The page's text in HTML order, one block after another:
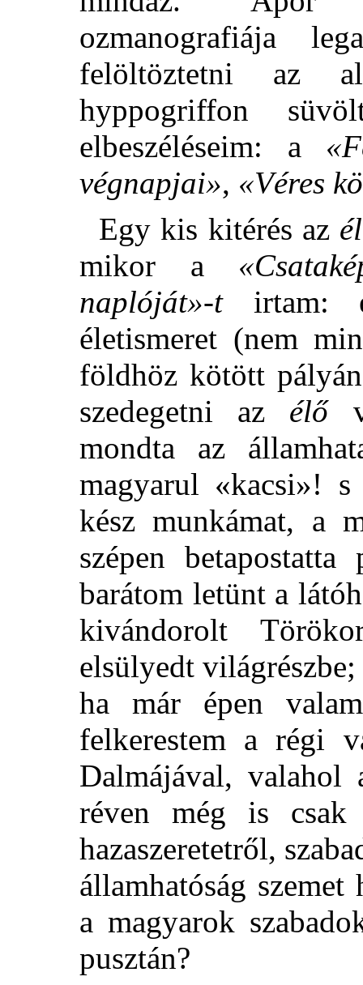
ozmanografiája
felöltöztetni az
hyppogriffon
elbeszéléseim: a
végnapjai», «Véres
Egy kis kitérés az
mikor a
naplóját»-tirtam:
életismeret (nem
földhöz kötött
szedegetni az élő
mondta az
magyarul «kacsi»!
kész munkámat, a
szépen
barátom letünt a
kivándorolt
elsülyedt
ha már épen
felkerestem a régi
Dalmájával,
réven még is csak
hazaszeretetről,
államhatóság
a magyarok
pusztán?